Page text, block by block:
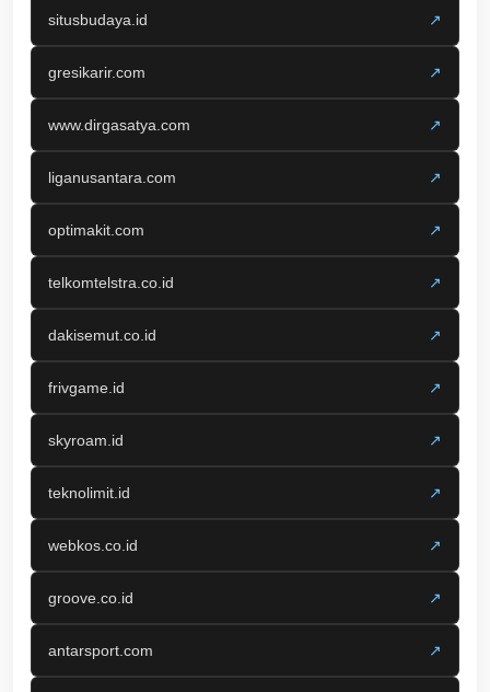
situsbudaya.id ↗
gresikarir.com ↗
www.dirgasatya.com ↗
liganusantara.com ↗
optimakit.com ↗
telkomtelstra.co.id ↗
dakisemut.co.id ↗
frivgame.id ↗
skyroam.id ↗
teknolimit.id ↗
webkos.co.id ↗
groove.co.id ↗
antarsport.com ↗